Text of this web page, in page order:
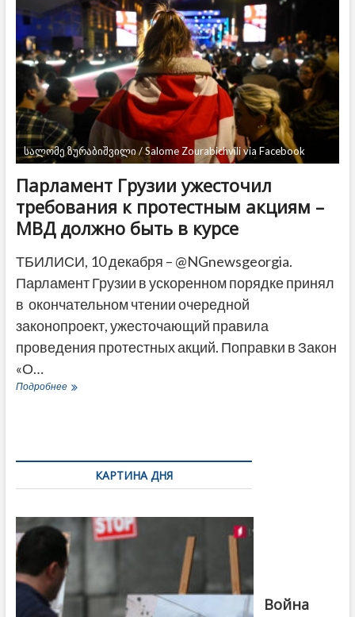
о
бесплатном
высшем
образовании
სალომე ზურაბიშვილი / Salome Zourabichvili via Facebook
Парламент Грузии ужесточил
требования к протестным акциям –
МВД должно быть в курсе
ТБИЛИСИ, 10 декабря – @NGnewsgeorgia.
Парламент Грузии в ускоренном порядке принял
в окончательном чтении очередной
законопроект, ужесточающий правила
проведения протестных акций. Поправки в Закон
«О…
ПодробнееПарламент
акциям
–
должно
быть
в
курсе
КАРТИНА ДНЯ
года. Фото:
Первый канал
Война